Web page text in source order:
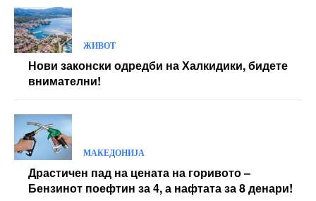
ЖИВОТ
Нови законски одредби на Халкидики, бидете
внимателни!
МАКЕДОНИЈА
Драстичен пад на цената на горивото –
Бензинот поефтин за 4, а нафтата за 8 денари!